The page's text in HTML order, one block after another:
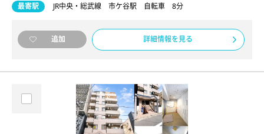
最寄駅 JR中央・総武線 市ケ谷駅 自転車 8分
追加 詳細情報を見る